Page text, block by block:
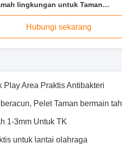
lingkungan untuk Taman
anak-anak di luar ruangan
Hubungi sekarang
1-3mm Untuk TK
Daun Daun Daun